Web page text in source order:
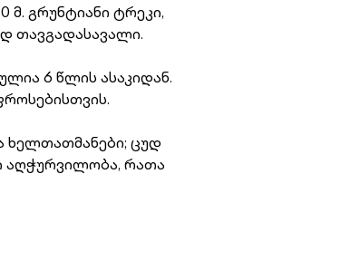
გრუნტიანი ტრეკი,
თავგადასავალი.
6 წლის ასაკიდან.
ხელთათმანები; ცუდ
აღჭურვილობა, რათა